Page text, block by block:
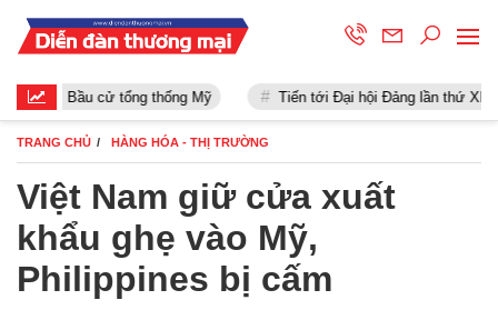
Bầu cử tổng thống Mỹ Tiến tới Đại hội Đảng lần thứ XIII
TRANG CHỦ HÀNG HÓA - THỊ TRƯỜNG
Việt Nam giữ cửa xuất
khẩu ghẹ vào Mỹ,
Philippines bị cấm